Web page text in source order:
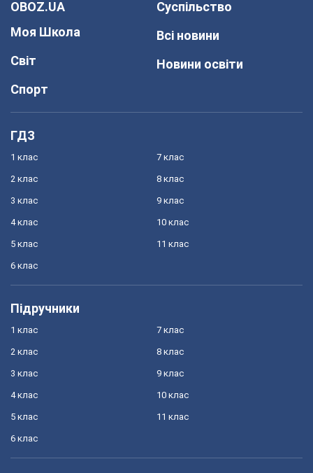
OBOZ.UA
Моя Школа
Світ
Спорт
Суспільство
Всі новини
Новини освіти
ГДЗ
1 клас
2 клас
3 клас
4 клас
5 клас
6 клас
7 клас
8 клас
9 клас
10 клас
11 клас
Підручники
1 клас
2 клас
3 клас
4 клас
5 клас
6 клас
7 клас
8 клас
9 клас
10 клас
11 клас